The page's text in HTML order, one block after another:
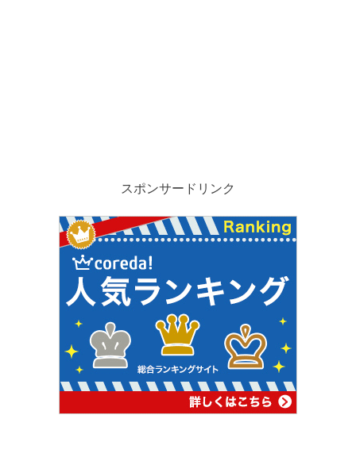
スポンサードリンク